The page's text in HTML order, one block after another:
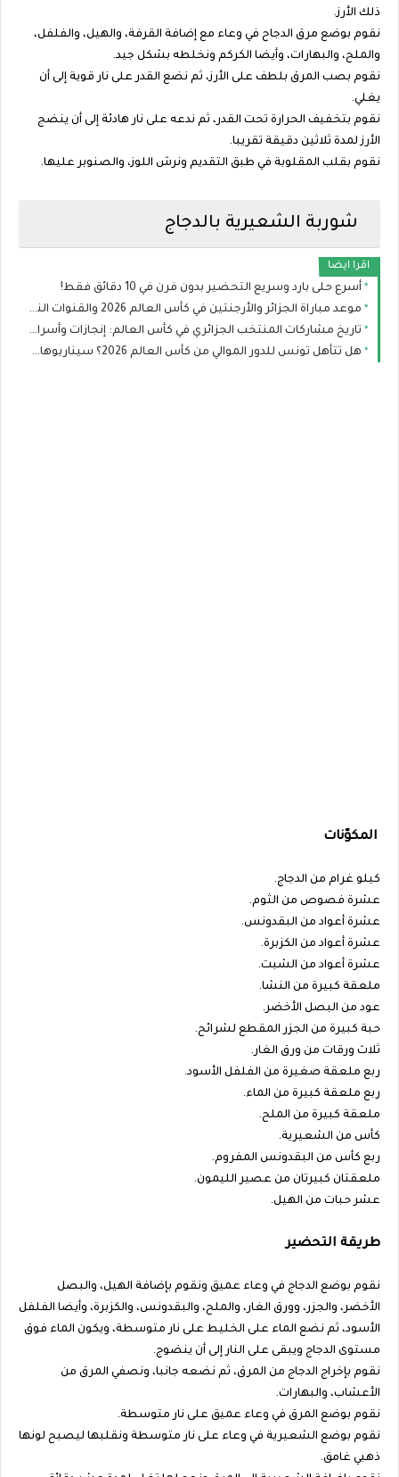
ذلك الأرز.
نقوم بوضع مرق الدجاح في وعاء مع إضافة القرفة، والهيل، والفلفل،
والملح، والبهارات، وأيضا الكركم ونخلطه بشكل جيد.
نقوم بصب المرق بلطف على الأرز، ثم نضع القدر على نار قوية إلى أن
يغلي.
نقوم بتخفيف الحرارة تحت القدر، ثم ندعه على نار هادئة إلى أن ينضج
الأرز لمدة ثلاثين دقيقة تقريبا.
نقوم بقلب المقلوبة في طبق التقديم ونرش اللوز، والصنوبر عليها.
شوربة الشعيرية بالدجاج
اقرا ايضا
أسرع حلى بارد وسريع التحضير بدون فرن في 10 دقائق فقط!
موعد مباراة الجزائر والأرجنتين في كأس العالم 2026 والقنوات الناقلة والتشكيل المتوقع
تاريخ مشاركات المنتخب الجزائري في كأس العالم: إنجازات وأسرار لا تعرفها عن محاربي الصحراء
هل تتأهل تونس للدور الموالي من كأس العالم 2026؟ سيناريوهات رينارد بعد صدمة السويد
المكوّنات
كيلو غرام من الدجاج.
عشرة فصوص من الثوم.
عشرة أعواد من البقدونس.
عشرة أعواد من الكزبرة.
عشرة أعواد من الشبت.
ملعقة كبيرة من النشا.
عود من البصل الأخضر.
حبة كبيرة من الجزر المقطع لشرائح.
ثلاث ورقات من ورق الغار.
ربع ملعقة صغيرة من الفلفل الأسود.
ربع ملعقة كبيرة من الماء.
ملعقة كبيرة من الملح.
كأس من الشعيرية.
ربع كأس من البقدونس المفروم.
ملعقتان كبيرتان من عصير الليمون.
عشر حبات من الهيل.
طريقة التحضير
نقوم بوضع الدجاج في وعاء عميق ونقوم بإضافة الهيل، والبصل
الأخضر، والجزر، وورق الغار، والملح، والبقدونس، والكزبرة، وأيضا الفلفل
الأسود، ثم نضع الماء على الخليط على نار متوسطة، ويكون الماء فوق
مستوى الدجاج ويبقى على النار إلى أن ينضوج.
نقوم بإخراج الدجاج من المرق، ثم نضعه جانبا، ونصفي المرق من
الأعشاب، والبهارات.
نقوم بوضع المرق في وعاء عميق على نار متوسطة.
نقوم بوضع الشعيرية في وعاء على نار متوسطة ونقلبها ليصبح لونها
ذهبي غامق.